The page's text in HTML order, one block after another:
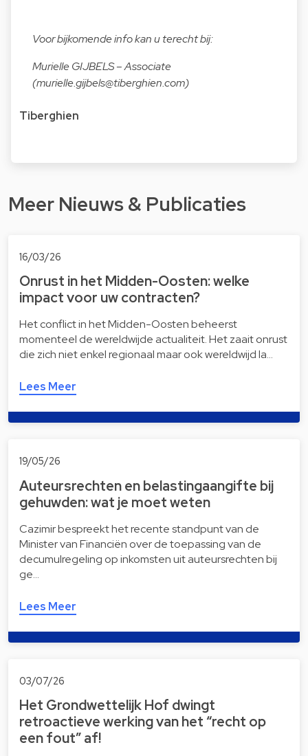
Voor bijkomende info kan u terecht bij:
Murielle GIJBELS – Associate
(murielle.gijbels@tiberghien.com)
Tiberghien
Meer Nieuws & Publicaties
16/03/26
Onrust in het Midden-Oosten: welke
impact voor uw contracten?
Het conflict in het Midden-Oosten beheerst
momenteel de wereldwijde actualiteit. Het zaait onrust
die zich niet enkel regionaal maar ook wereldwijd la…
Lees Meer
19/05/26
Auteursrechten en belastingaangifte bij
gehuwden: wat je moet weten
Cazimir bespreekt het recente standpunt van de
Minister van Financiën over de toepassing van de
decumulregeling op inkomsten uit auteursrechten bij
ge…
Lees Meer
03/07/26
Het Grondwettelijk Hof dwingt
retroactieve werking van het “recht op
een fout” af!